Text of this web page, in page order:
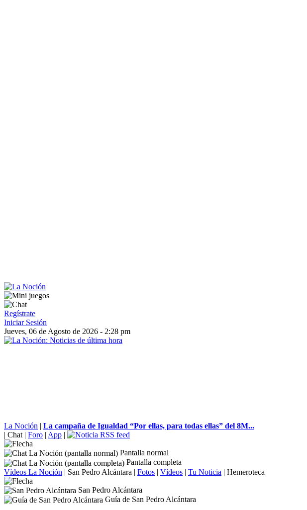
Regístrate
Iniciar Sesión
Jueves, 06 de Agosto de 2026 - 2:28 pm
La Noción | La campaña de Igualdad “Por ellas, para todas ellas” del 8M...
| Chat | Foro | App |
Pantalla normal
Pantalla completa
Vídeos La Noción | San Pedro Alcántara | Fotos | Vídeos | Tu Noticia | Hemeroteca
San Pedro Alcántara
Guía de San Pedro Alcántara